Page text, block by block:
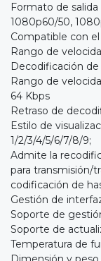
Formato de
1080p60/50,
Compatible con
Rango de
Decodificación de
Rango de
64 Kbps
Retraso de
Estilo de
1/2/3/4/5/6/7/8/9;
Admite la
para transmisión/
codificación de
Gestión de
Soporte de
Soporte de
Temperatura de